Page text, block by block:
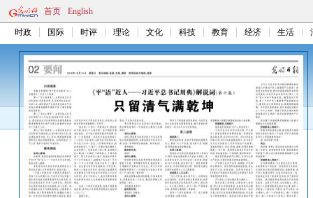
首页 English
时政 国际 时评 理论 文化 科技 教育 经济 生活